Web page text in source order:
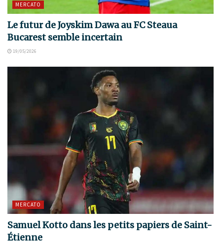
MERCATO
Le futur de Joyskim Dawa au FC Steaua
Bucarest semble incertain
19/05/2026
MERCATO
Samuel Kotto dans les petits papiers de Saint-
Étienne